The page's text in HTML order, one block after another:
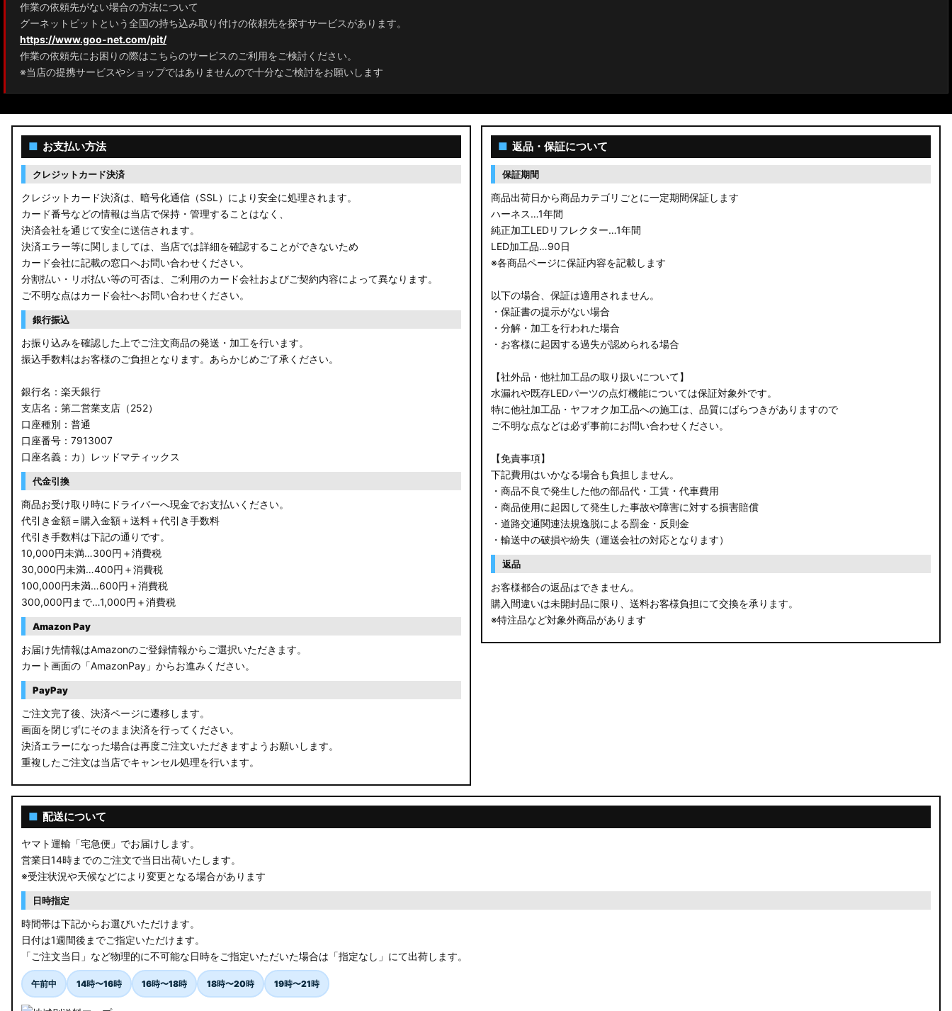
作業の依頼先がない場合の方法について
グーネットピットという全国の持ち込み取り付けの依頼先を探すサービスがあります。
https://www.goo-net.com/pit/
作業の依頼先にお困りの際はこちらのサービスのご利用をご検討ください。
※当店の提携サービスやショップではありませんので十分なご検討をお願いします
■ お支払い方法
クレジットカード決済
クレジットカード決済は、暗号化通信（SSL）により安全に処理されます。
カード番号などの情報は当店で保持・管理することはなく、
決済会社を通じて安全に送信されます。
決済エラー等に関しましては、当店では詳細を確認することができないため
カード会社に記載の窓口へお問い合わせください。
分割払い・リボ払い等の可否は、ご利用のカード会社およびご契約内容によって異なります。
ご不明な点はカード会社へお問い合わせください。
銀行振込
お振り込みを確認した上でご注文商品の発送・加工を行います。
振込手数料はお客様のご負担となります。あらかじめご了承ください。
銀行名：楽天銀行
支店名：第二営業支店（252）
口座種別：普通
口座番号：7913007
口座名義：カ）レッドマティックス
代金引換
商品お受け取り時にドライバーへ現金でお支払いください。
代引き金額＝購入金額＋送料＋代引き手数料
代引き手数料は下記の通りです。
10,000円未満…300円＋消費税
30,000円未満…400円＋消費税
100,000円未満…600円＋消費税
300,000円まで…1,000円＋消費税
Amazon Pay
お届け先情報はAmazonのご登録情報からご選択いただきます。
カート画面の「AmazonPay」からお進みください。
PayPay
ご注文完了後、決済ページに遷移します。
画面を閉じずにそのまま決済を行ってください。
決済エラーになった場合は再度ご注文いただきますようお願いします。
重複したご注文は当店でキャンセル処理を行います。
■ 返品・保証について
保証期間
商品出荷日から商品カテゴリごとに一定期間保証します
ハーネス…1年間
純正加工LEDリフレクター…1年間
LED加工品…90日
※各商品ページに保証内容を記載します
以下の場合、保証は適用されません。
・保証書の提示がない場合
・分解・加工を行われた場合
・お客様に起因する過失が認められる場合
【社外品・他社加工品の取り扱いについて】
水漏れや既存LEDパーツの点灯機能については保証対象外です。
特に他社加工品・ヤフオク加工品への施工は、品質にばらつきがありますので
ご不明な点などは必ず事前にお問い合わせください。
【免責事項】
下記費用はいかなる場合も負担しません。
・商品不良で発生した他の部品代・工賃・代車費用
・商品使用に起因して発生した事故や障害に対する損害賠償
・道路交通関連法規逸脱による罰金・反則金
・輸送中の破損や紛失（運送会社の対応となります）
返品
お客様都合の返品はできません。
購入間違いは未開封品に限り、送料お客様負担にて交換を承ります。
※特注品など対象外商品があります
■ 配送について
ヤマト運輸「宅急便」でお届けします。
営業日14時までのご注文で当日出荷いたします。
※受注状況や天候などにより変更となる場合があります
日時指定
時間帯は下記からお選びいただけます。
日付は1週間後までご指定いただけます。
「ご注文当日」など物理的に不可能な日時をご指定いただいた場合は「指定なし」にて出荷します。
午前中 14時〜16時 16時〜18時 18時〜20時 19時〜21時